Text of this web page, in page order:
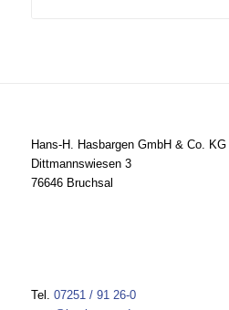
Hans-H. Hasbargen GmbH & Co. KG
Dittmannswiesen 3
76646 Bruchsal
Tel. 07251 / 91 26-0